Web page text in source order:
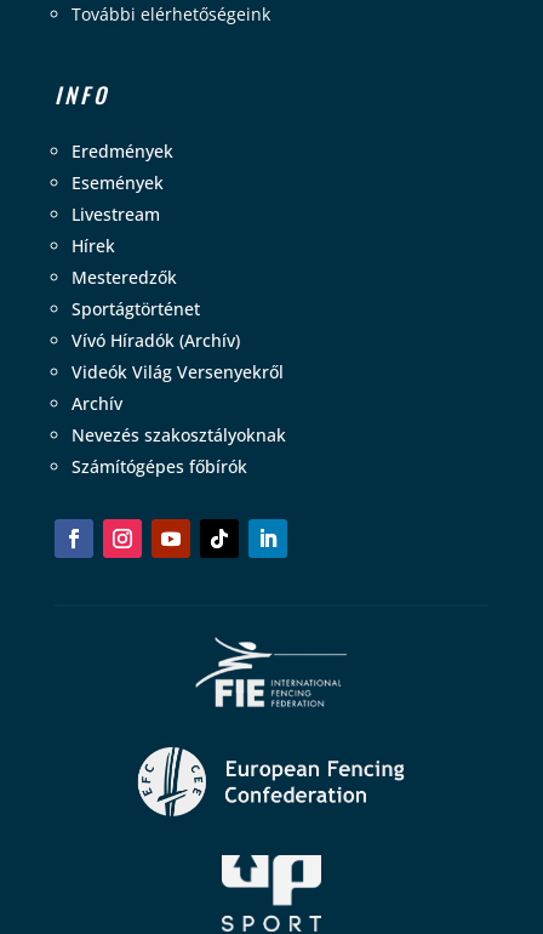
További elérhetőségeink
INFO
Eredmények
Események
Livestream
Hírek
Mesteredzők
Sportágtörténet
Vívó Híradók (Archív)
Videók Világ Versenyekről
Archív
Nevezés szakosztályoknak
Számítógépes főbírók